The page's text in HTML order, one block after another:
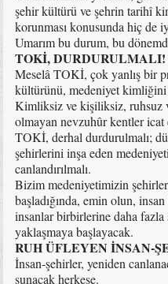
şehir kültürü ve şehrin tarihî
korunması konusunda hiç de
Umarım bu durum, bu
TOKİ, DURDURULMALI!
Meselâ TOKİ, çok yanlış bir
kültürünü, medeniyet
Kimliksiz ve kişiliksiz, ruhsuz
olmayan nevzuhûr kentler icat
TOKİ, derhal durdurulmalı;
şehirlerini inşa eden
canlandırılmalı.
Bizim medeniyetimizin
başladığında, emin olun,
insanlar birbirlerine daha fazla
yaklaşmaya başlayacak.
RUH ÜFLEYEN İNSAN-
İnsan-şehirler, yeniden
sunacak herkese.